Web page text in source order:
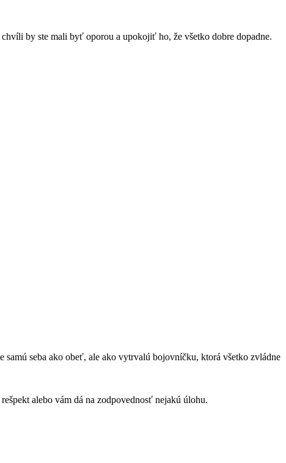
by ste mali byť oporou a upokojiť ho, že všetko dobre dopadne.
seba ako obeť, ale ako vytrvalú bojovníčku, ktorá všetko zvládne
alebo vám dá na zodpovednosť nejakú úlohu.